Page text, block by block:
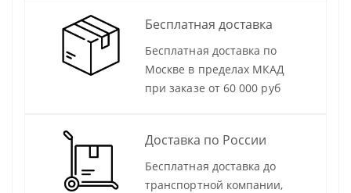
Бесплатная доставка
Бесплатная доставка по
Москве в пределах МКАД
при заказе от 60 000 руб
Доставка по России
Бесплатная доставка до
транспортной компании,